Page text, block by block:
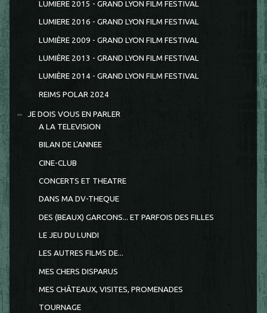
LUMIERE 2015 - GRAND LYON FILM FESTIVAL
LUMIERE 2016 - GRAND LYON FILM FESTIVAL
LUMIÈRE 2009 - GRAND LYON FILM FESTIVAL
LUMIÈRE 2013 - GRAND LYON FILM FESTIVAL
LUMIÈRE 2014 - GRAND LYON FILM FESTIVAL
REIMS POLAR 2024
JE DOIS VOUS EN PARLER
A LA TELEVISION
BILAN DE L'ANNEE
CINE-CLUB
CONCERTS ET THEATRE
DANS MA DV-THEQUE
DES (BEAUX) GARCONS... ET PARFOIS DES FILLES
LE JEU DU LUNDI
LES AUTRES FILMS DE...
MES CHERS DISPARUS
MES CHÂTEAUX, VISITES, PROMENADES
TOURNAGE